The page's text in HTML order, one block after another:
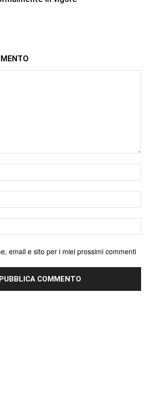
email e sito per i miei prossimi commenti